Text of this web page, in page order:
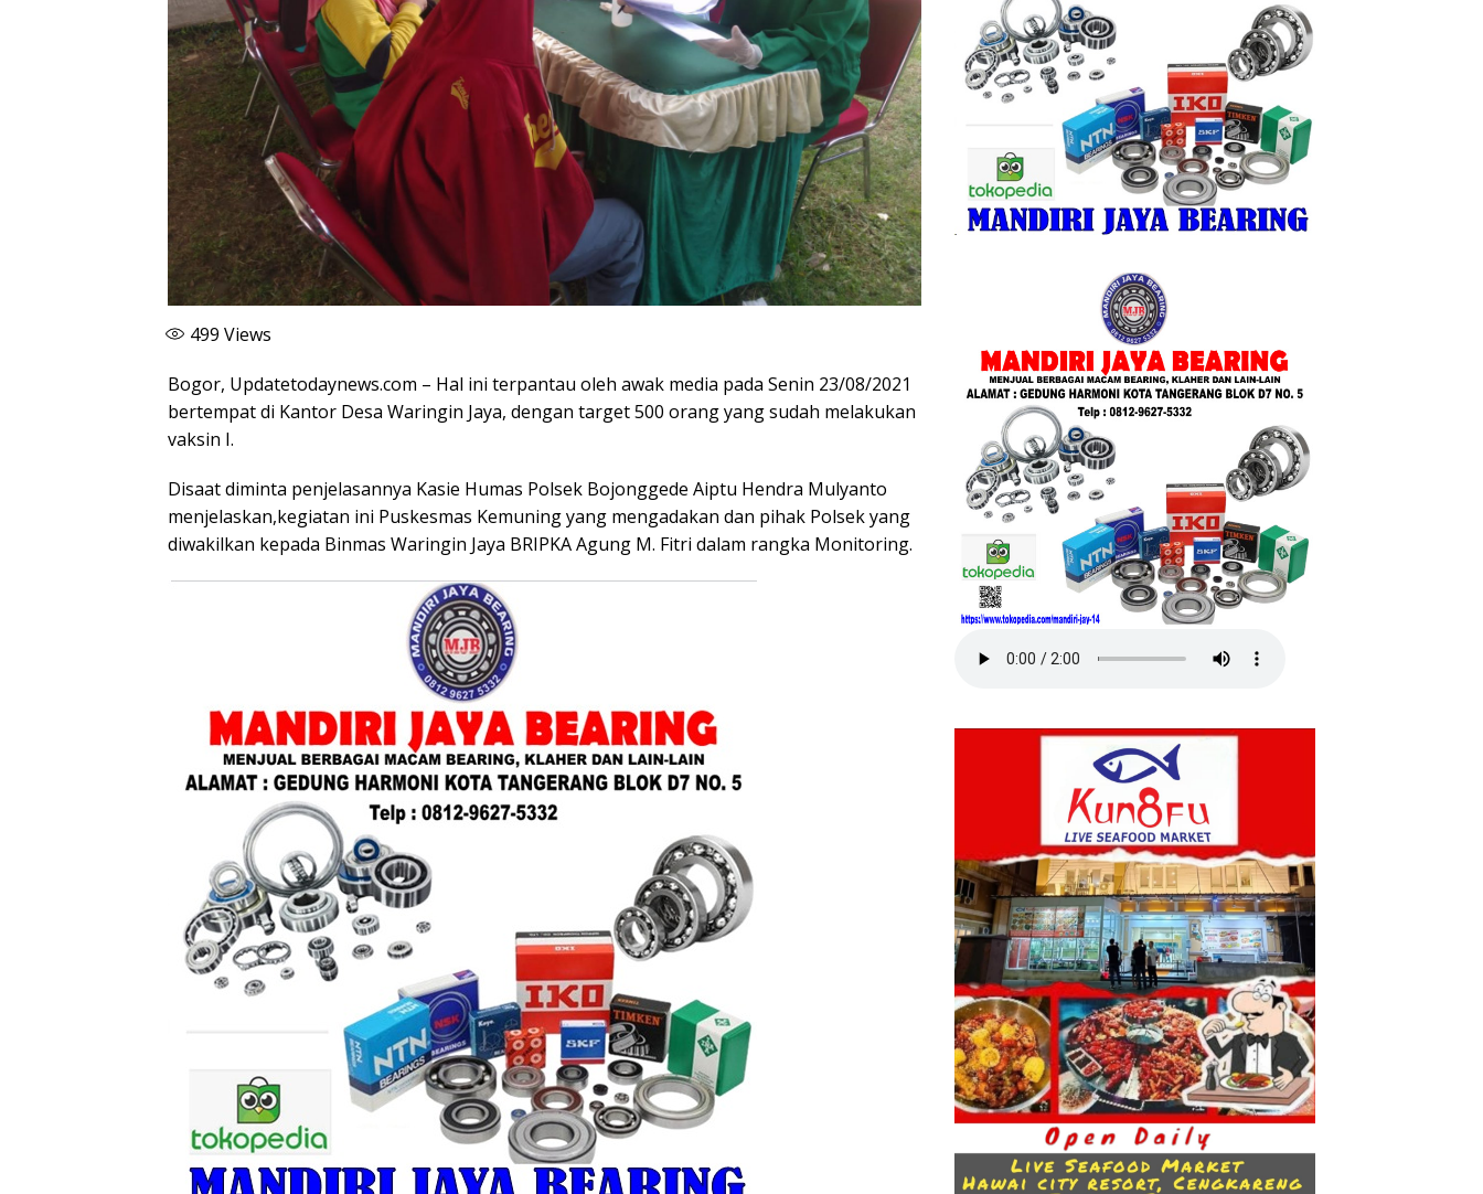
499 Views
Bogor, Updatetodaynews.com – Hal ini terpantau oleh awak media pada Senin 23/08/2021
bertempat di Kantor Desa Waringin Jaya, dengan target 500 orang yang sudah melakukan
vaksin I.
Disaat diminta penjelasannya Kasie Humas Polsek Bojonggede Aiptu Hendra Mulyanto
menjelaskan,kegiatan ini Puskesmas Kemuning yang mengadakan dan pihak Polsek yang
diwakilkan kepada Binmas Waringin Jaya BRIPKA Agung M. Fitri dalam rangka Monitoring.